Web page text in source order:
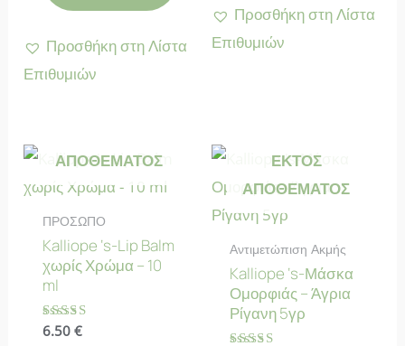
Προσθήκη στη Λίστα
Επιθυμιών
Προσθήκη στη Λίστα
Επιθυμιών
ΑΠΟΘΈΜΑΤΟΣ
ΠΡΟΣΩΠΟ
Kalliope ‘s-Lip Balm
χωρίς Χρώμα – 10
ml
Βαθμολογήθηκε
6.50 €
ΕΚΤΌΣ
ΑΠΟΘΈΜΑΤΟΣ
Αντιμετώπιση Ακμής
Kalliope ‘s-Μάσκα
Ομορφιάς – Άγρια
Ρίγανη 5γρ